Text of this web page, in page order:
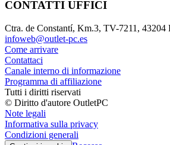
CONTATTI UFFICI
Ctra. de Constantí, Km.3, TV-7211, 43204
infoweb@outlet-pc.es
Come arrivare
Contattaci
Canale interno di informazione
Programma di affiliazione
Tutti i diritti riservati
© Diritto d'autore OutletPC
Note legali
Informativa sulla privacy
Condizioni generali